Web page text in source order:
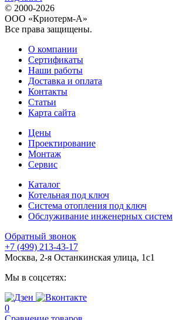
© 2000-2026
ООО «Криотерм-А»
Все права защищены.
О компании
Сертификаты
Наши работы
Доставка и оплата
Контакты
Статьи
Карта сайта
Цены
Проектирование
Монтаж
Сервис
Каталог
Котельная под ключ
Система отопления под ключ
Обслуживание инженерных систем
Обратный звонок
+7 (499) 213-43-17
Москва, 2-я Останкинская улица, 1с1
Мы в соцсетях:
0